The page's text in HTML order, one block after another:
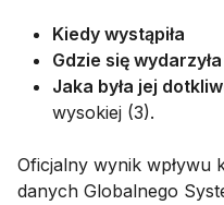
Kiedy wystąpiła
Gdzie się wydarzyła
Jaka była jej
wysokiej (3).
Oficjalny wynik wpływu
danych Globalnego